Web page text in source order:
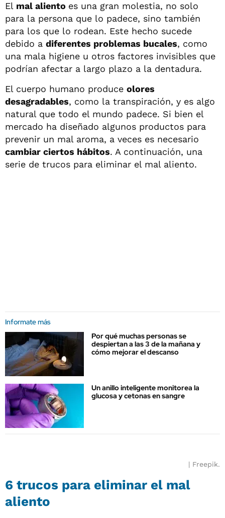
El mal aliento es una gran molestia, no solo
para la persona que lo padece, sino también
para los que lo rodean. Este hecho sucede
debido a diferentes problemas bucales, como
una mala higiene u otros factores invisibles que
podrían afectar a largo plazo a la dentadura.
El cuerpo humano produce olores
desagradables, como la transpiración, y es algo
natural que todo el mundo padece. Si bien el
mercado ha diseñado algunos productos para
prevenir un mal aroma, a veces es necesario
cambiar ciertos hábitos. A continuación, una
serie de trucos para eliminar el mal aliento.
Informate más
Por qué muchas personas se
despiertan a las 3 de la mañana y
cómo mejorar el descanso
Un anillo inteligente monitorea la
glucosa y cetonas en sangre
Freepik.
6 trucos para eliminar el mal
aliento